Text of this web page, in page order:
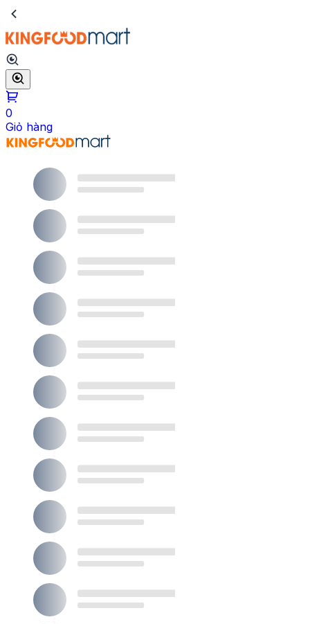
0
Giỏ hàng